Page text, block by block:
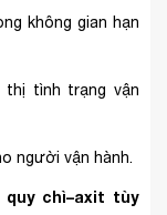
không gian hạn
thị tình trạng vận
người vận hành.
chì–axit tùy